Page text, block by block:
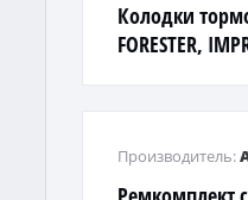
Колодки
FORESTER,
Производитель: